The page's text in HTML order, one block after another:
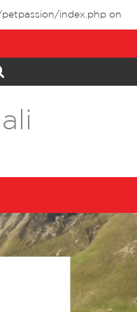
index.php on